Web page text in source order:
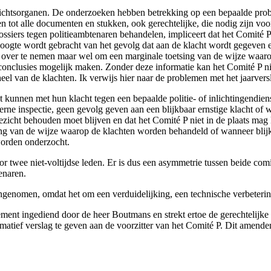
De onderzoeken hebben betrekking op een bepaalde
tot alle documenten en stukken, ook gerechtelijke, die nodig zijn
tegen politieambtenaren behandelen, impliceert dat het
wordt gebracht van het gevolg dat aan de klacht wordt gegeven
te nemen maar wel om een marginale toetsing van de wijze
mogelijk maken. Zonder deze informatie kan het Comité
van de klachten. Ik verwijs hier naar de problemen met het
met hun klacht tegen een bepaalde politie- of
inspectie, geen gevolg geven aan een blijkbaar ernstige klacht
behouden moet blijven en dat het Comité P niet in de plaats
van de wijze waarop de klachten worden behandeld of wanneer
onderzocht.
niet-voltijdse leden. Er is dus een asymmetrie tussen beide
omdat het om een verduidelijking, een technische
ingediend door de heer Boutmans en strekt ertoe de
verslag te geven aan de voorzitter van het Comité P. Dit